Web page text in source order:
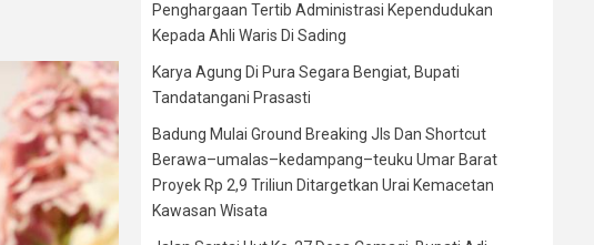
Penghargaan Tertib Administrasi Kependudukan
Kepada Ahli Waris Di Sading
Karya Agung Di Pura Segara Bengiat, Bupati
Tandatangani Prasasti
Badung Mulai Ground Breaking Jls Dan Shortcut
Berawa–umalas–kedampang–teuku Umar Barat
Proyek Rp 2,9 Triliun Ditargetkan Urai Kemacetan
Kawasan Wisata